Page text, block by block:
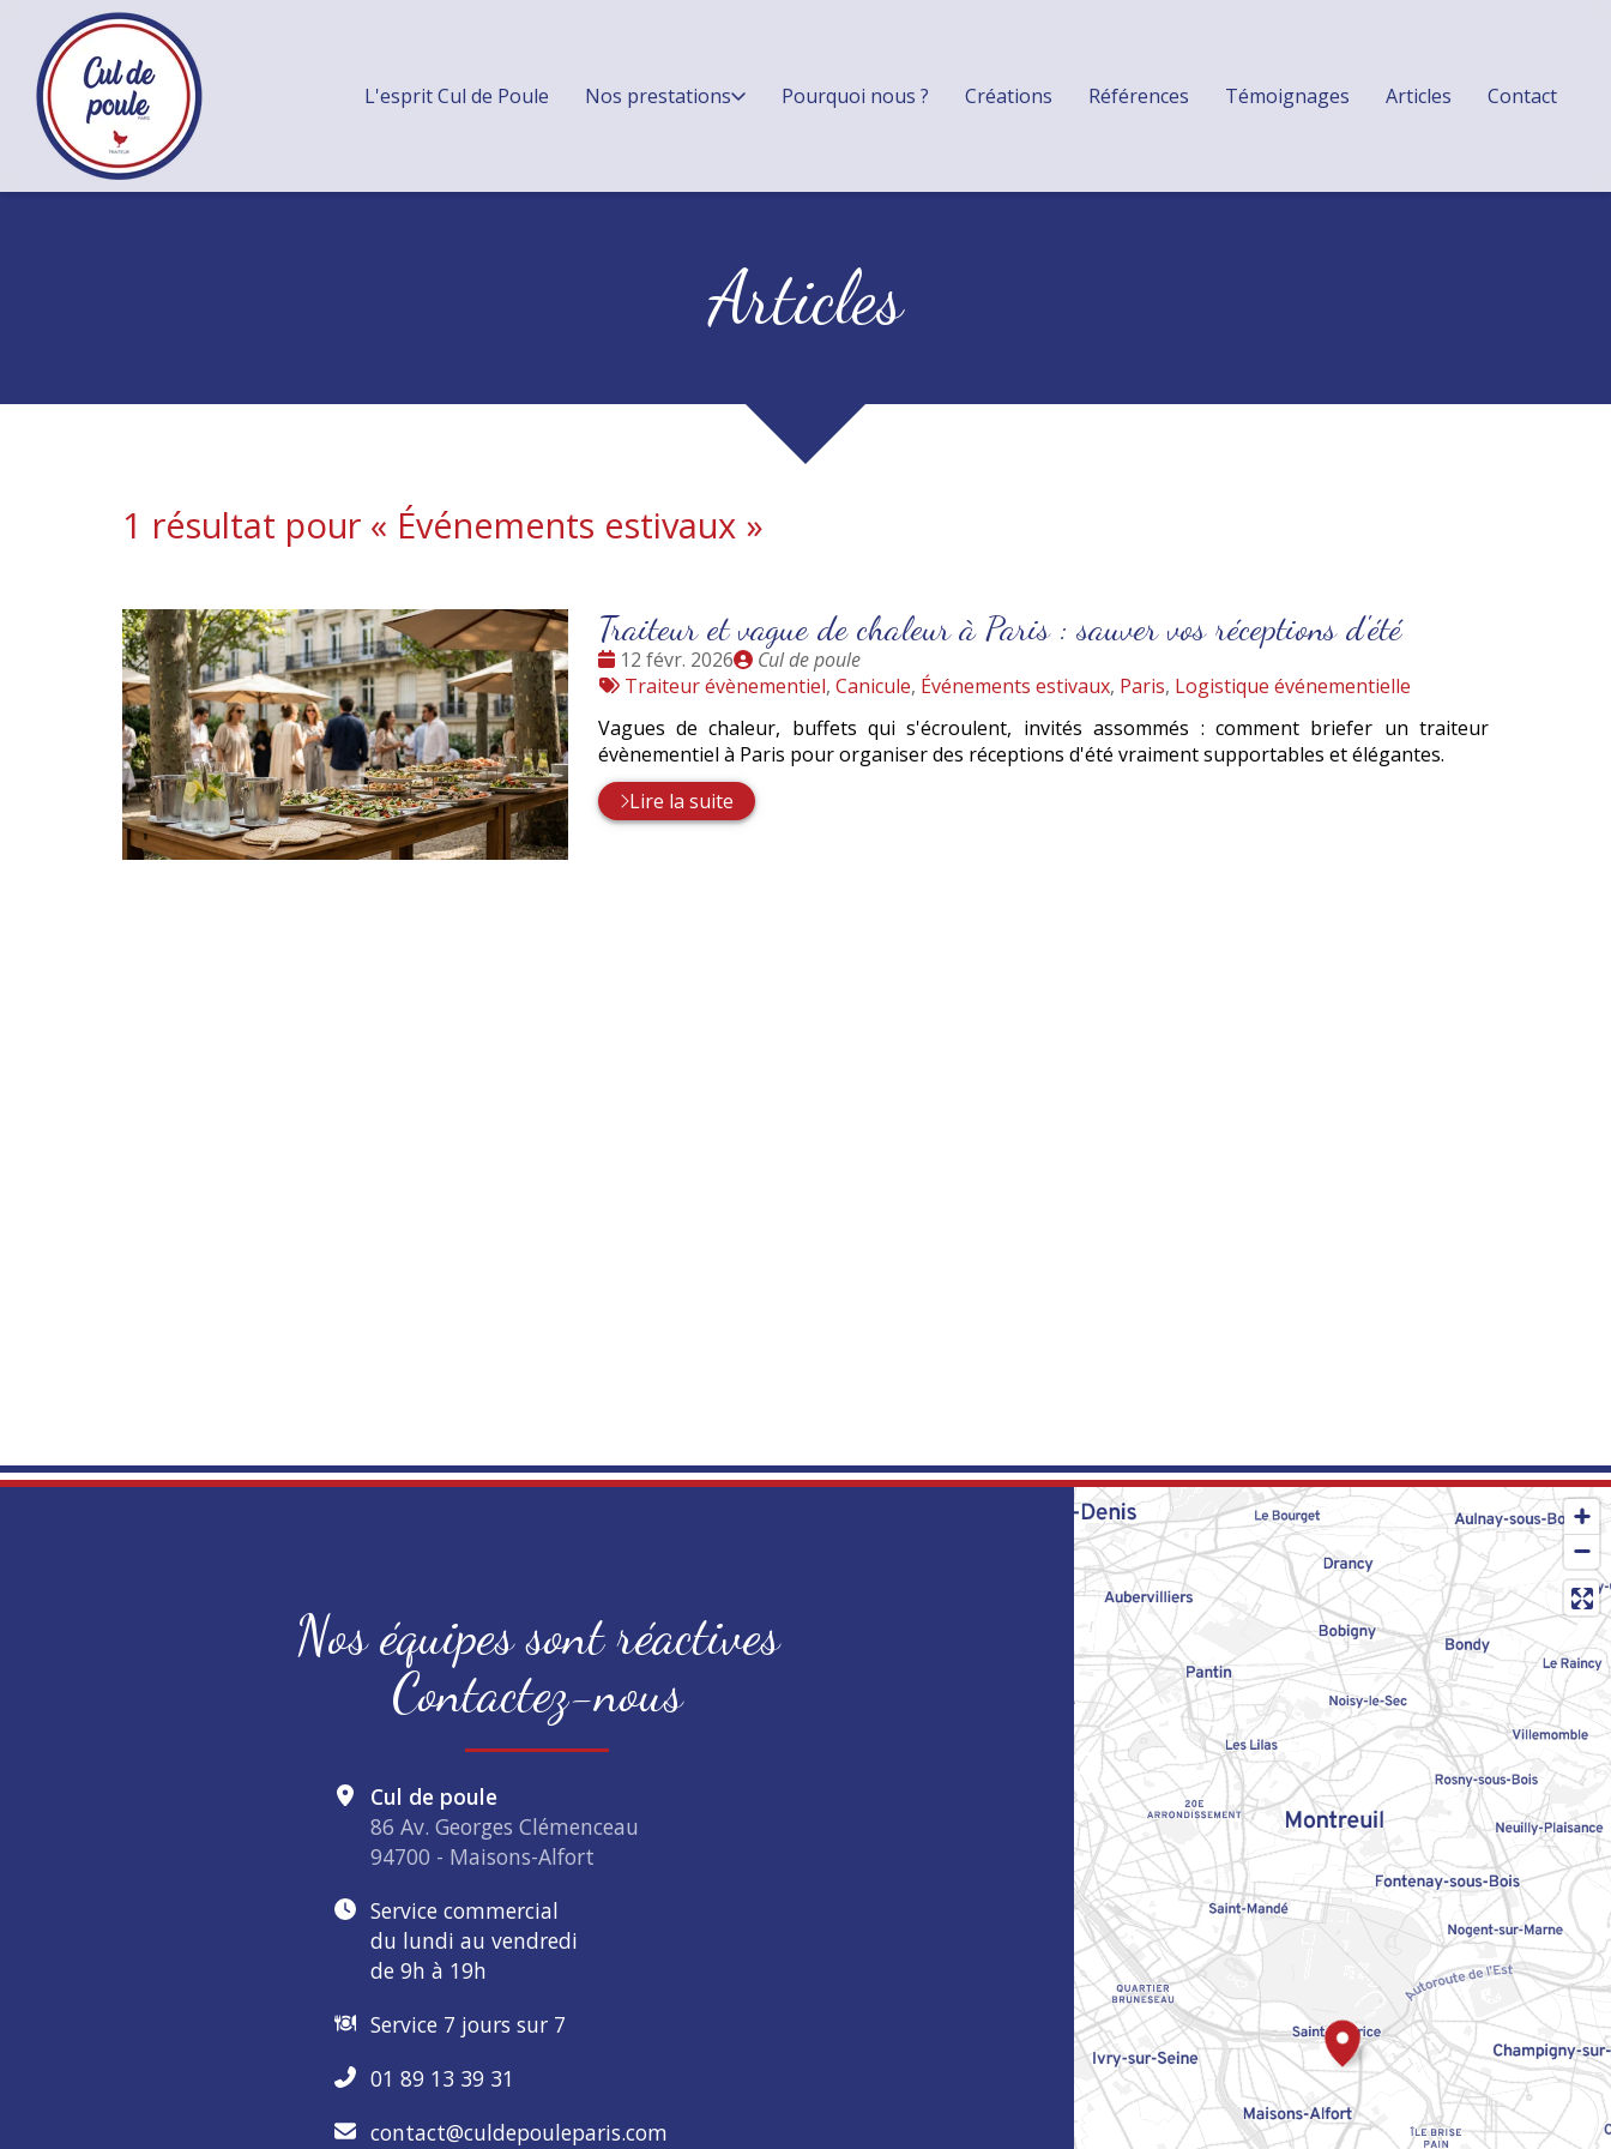
L'esprit Cul de Poule Nos prestations Pourquoi nous ? Créations Références Témoignages Articles Contact
Articles
1 résultat pour « Événements estivaux »
Traiteur et vague de chaleur à Paris : sauver vos réceptions d'été
Date
:
12 févr. 2026
Publié
par
Cul de poule
Tags
Traiteur évènementiel, Canicule, Événements estivaux, Paris, Logistique événementielle
Vagues de chaleur, buffets qui s'écroulent, invités assommés : comment briefer un traiteur
évènementiel à Paris pour organiser des réceptions d'été vraiment supportables et élégantes.
Lire la suite
Nos équipes sont réactives
Contactez-nous
Cul de poule
86 Av. Georges Clémenceau
94700 - Maisons-Alfort
Service commercial
du lundi au vendredi
de 9h à 19h
Service 7 jours sur 7
01 89 13 39 31
contact@culdepouleparis.com